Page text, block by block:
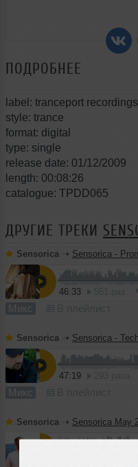
ПОДРОБНЕЕ
label: tranceport recordings
style: trance
format: digital
type: single
release date: 01/12/2009
length: 00:08:26
catalogue: TPDD065
ДРУГИЕ ТРЕКИ
Sensorica ➝ Sensorica -
46:33
Микс
Sensorica ➝ Sensorica -
47:19
Микс
Sensorica ➝ Sensorica May